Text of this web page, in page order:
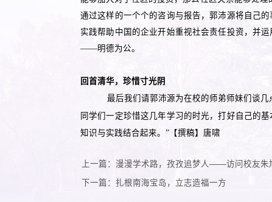
通过这样的一个个的咨询与报告，郭沛源将自己
实践帮助中国的企业开始重视社会责任投资，并
——明德为公。
回首清华，珍惜寸光阴
最后我们请郭沛源为在校的师弟师妹们谈
同学们一定珍惜这几年学习的时光，打好自己的
知识与实践结合起来。”【撰稿】唐啸
上一篇：漫漫学术路，孜孜追梦人——访问校友朱
下一篇：扎根南海宝岛，立志造福一方